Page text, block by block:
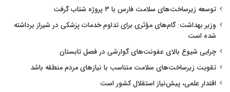
توسعه زیرساخت‌های سلامت فارس با ۳ پروژه شتاب گرفت
وزیر بهداشت: گام‌های مؤثری برای تداوم خدمات پزشکی در شیراز برداشته
شده است
چرایی شیوع بالای عفونت‌های گوارشی در فصل تابستان
تقویت زیرساخت‌های سلامت متناسب با نیازهای مردم منطقه باشد
اقتدار علمی، پیش‌نیاز استقلال کشور است